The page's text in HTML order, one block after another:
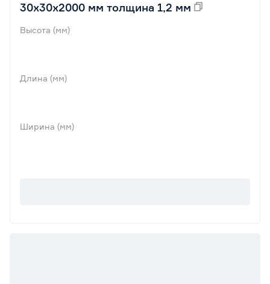
30х30х2000 мм толщина 1,2 мм
Высота (мм)
Длина (мм)
Ширина (мм)